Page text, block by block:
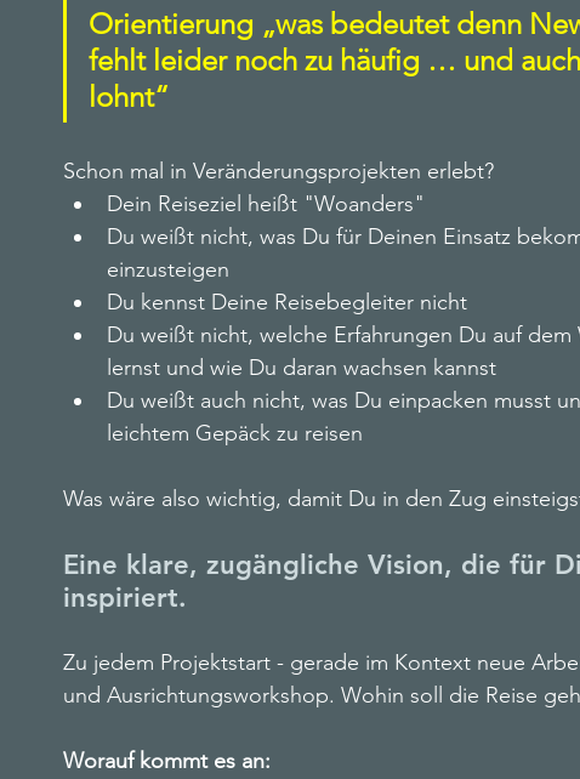
Change & Kommunikation Workplace Transformation
Desk-Sharing
Orientierung „was bedeutet denn
fehlt leider noch zu häufig … und
lohnt“
Schon mal in Veränderungsprojekten erlebt?
Dein Reiseziel heißt "Woanders"
Du weißt nicht, was Du für Deinen Einsatz
einzusteigen
Du kennst Deine Reisebegleiter nicht
Du weißt nicht, welche Erfahrungen Du auf
lernst und wie Du daran wachsen kannst
Du weißt auch nicht, was Du einpacken musst
leichtem Gepäck zu reisen
Was wäre also wichtig, damit Du in den Zug
Eine klare, zugängliche Vision, die für
inspiriert.
Zu jedem Projektstart - gerade im Kontext neue
und Ausrichtungsworkshop. Wohin soll die Reise
Worauf kommt es an: